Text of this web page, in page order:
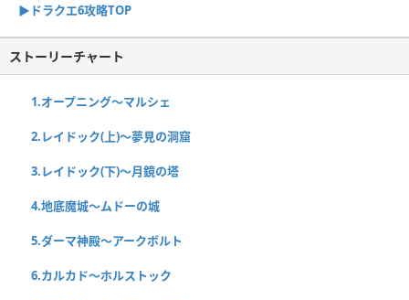
▶︎ドラクエ6攻略TOP
ストーリーチャート
1.オープニング〜マルシェ
2.レイドック(上)〜夢見の洞窟
3.レイドック(下)〜月鏡の塔
4.地底魔城〜ムドーの城
5.ダーマ神殿〜アークボルト
6.カルカド〜ホルストック